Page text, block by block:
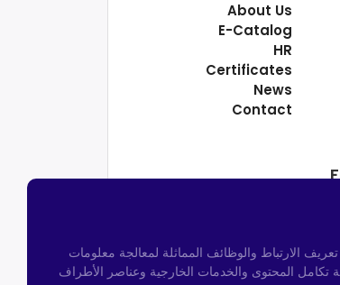
About Us
E-Catalog
HR
Certificates
News
Contact
الارتباط والوظائف المماثلة لمعالجة معلومات
تكامل المحتوى والخدمات الخارجية وعناصر الأطراف